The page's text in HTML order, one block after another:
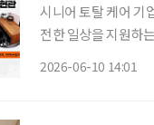
시니어 토탈 케어 기
전한 일상을 지원하는 '부
2026-06-10 14:01